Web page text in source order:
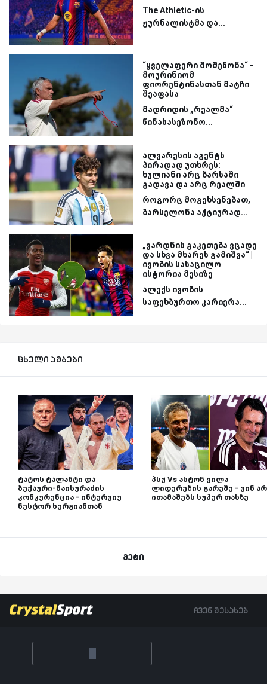
The Athletic-ის
ჟურნალისტმა და...
“ყველაფერი მომეწონა“ -
მოურინიომ
ფიორენტინასთან მატჩი
შეაფასა
მადრიდის „რეალმა“
წინასასეზონო...
ალვარესის აგენტს
პირადად უთხრეს:
ხულიანი არც ბარსაში
გადავა და არც რეალში
როგორც მოგეხსენებათ,
ბარსელონა აქტიურად...
„ვარდნის გაკეთება ვცადე
და სხვა მხარეს გამიშვა“ |
ივობის სასაცილო
ისტორია მესიზე
ალექს ივობის
საფეხბურთო კარიერა...
ცხელი ამბები
ტატოს ტალანტი და
ბექაური-მაისურაძის
კონკურენცია - ინტერვიუ
ნესტორ ხერგიანთან
პსჟ Vs ასტონ ვილა
ლიდერების გარეშე - ვინ არ
ითამაშებს სუპერ თასზე
მეტი
ჩვენ შესახებ